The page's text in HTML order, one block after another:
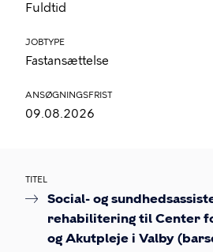
Fuldtid
JOBTYPE
Fastansættelse
ANSØGNINGSFRIST
09.08.2026
TITEL
Social- og
rehabilitering til Center
og Akutpleje i Valby